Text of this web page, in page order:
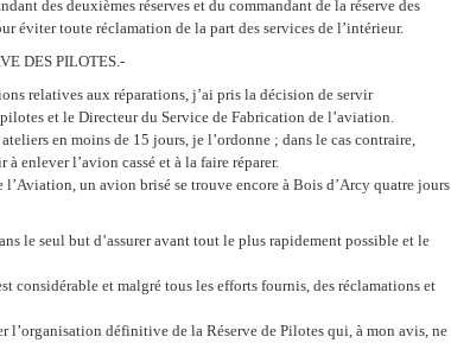
des deuxièmes réserves et du commandant de la réserve des
éviter toute réclamation de la part des services de l’intérieur.
DES PILOTES.-
relatives aux réparations, j’ai pris la décision de servir
et le Directeur du Service de Fabrication de l’aviation.
en moins de 15 jours, je l’ordonne ; dans le cas contraire,
enlever l’avion cassé et à la faire réparer.
un avion brisé se trouve encore à Bois d’Arcy quatre jours
le seul but d’assurer avant tout le plus rapidement possible et le
considérable et malgré tous les efforts fournis, des réclamations et
l’organisation définitive de la Réserve de Pilotes qui, à mon avis, ne